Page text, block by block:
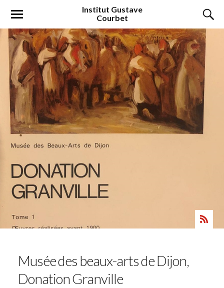
Institut Gustave
Courbet
Musée des beaux-arts de Dijon,
Donation Granville